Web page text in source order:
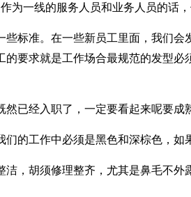
为一线的服务人员和业务人员的话
标准。在一些新员工里面，我们
要求就是工作场合最规范的发型
已经入职了，一定要看起来呢要成
的工作中必须是黑色和深棕色，如
，胡须修理整齐，尤其是鼻毛不